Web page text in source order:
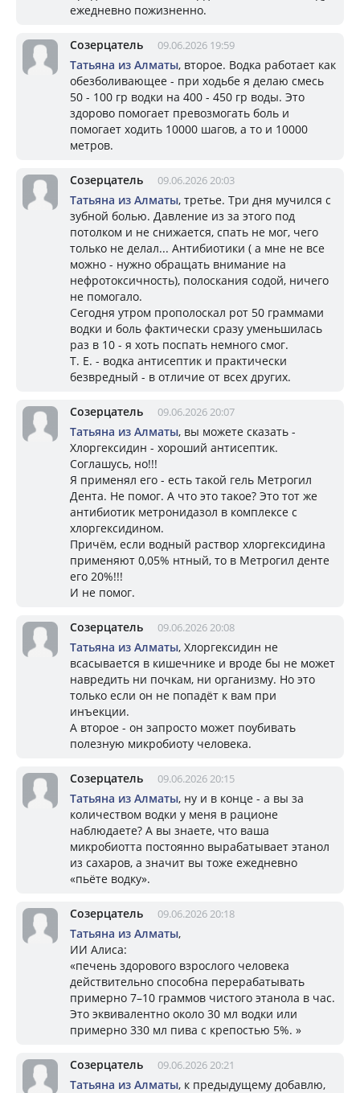
ежедневно пожизненно.
Созерцатель 09.06.2026 19:59
Татьяна из Алматы, второе. Водка работает как
обезболивающее - при ходьбе я делаю смесь
50 - 100 гр водки на 400 - 450 гр воды. Это
здорово помогает превозмогать боль и
помогает ходить 10000 шагов, а то и 10000
метров.
Созерцатель 09.06.2026 20:03
Татьяна из Алматы, третье. Три дня мучился с
зубной болью. Давление из за этого под
потолком и не снижается, спать не мог, чего
только не делал... Антибиотики ( а мне не все
можно - нужно обращать внимание на
нефротоксичность), полоскания содой, ничего
не помогало.
Сегодня утром прополоскал рот 50 граммами
водки и боль фактически сразу уменьшилась
раз в 10 - я хоть поспать немного смог.
Т. Е. - водка антисептик и практически
безвредный - в отличие от всех других.
Созерцатель 09.06.2026 20:07
Татьяна из Алматы, вы можете сказать -
Хлоргексидин - хороший антисептик.
Соглашусь, но!!!
Я применял его - есть такой гель Метрогил
Дента. Не помог. А что это такое? Это тот же
антибиотик метронидазол в комплексе с
хлоргексидином.
Причём, если водный раствор хлоргексидина
применяют 0,05% нтный, то в Метрогил денте
его 20%!!!
И не помог.
Созерцатель 09.06.2026 20:08
Татьяна из Алматы, Хлоргексидин не
всасывается в кишечнике и вроде бы не может
навредить ни почкам, ни организму. Но это
только если он не попадёт к вам при
инъекции.
А второе - он запросто может поубивать
полезную микробиоту человека.
Созерцатель 09.06.2026 20:15
Татьяна из Алматы, ну и в конце - а вы за
количеством водки у меня в рационе
наблюдаете? А вы знаете, что ваша
микробиотта постоянно вырабатывает этанол
из сахаров, а значит вы тоже ежедневно
«пьёте водку».
Созерцатель 09.06.2026 20:18
Татьяна из Алматы,
ИИ Алиса:
«печень здорового взрослого человека
действительно способна перерабатывать
примерно 7–10 граммов чистого этанола в час.
Это эквивалентно около 30 мл водки или
примерно 330 мл пива с крепостью 5%. »
Созерцатель 09.06.2026 20:21
Татьяна из Алматы, к предыдущему добавлю,